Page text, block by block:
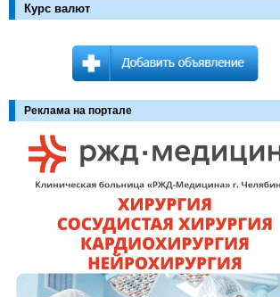
Курс валют
Реклама на портале